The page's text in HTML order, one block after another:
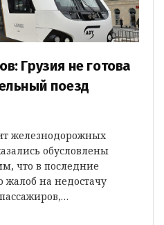
Грузия не готова
поезд
железнодорожных
обусловлены
что в последние
жалоб на недостачу